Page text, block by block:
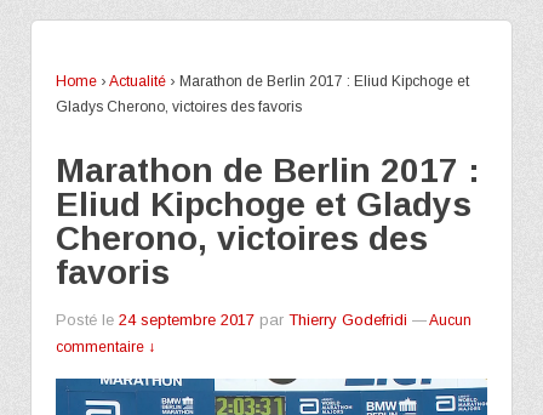
Home › Actualité › Marathon de Berlin 2017 : Eliud Kipchoge et
Gladys Cherono, victoires des favoris
Marathon de Berlin 2017 :
Eliud Kipchoge et Gladys
Cherono, victoires des
favoris
Posté le 24 septembre 2017 par Thierry Godefridi —Aucun
commentaire ↓